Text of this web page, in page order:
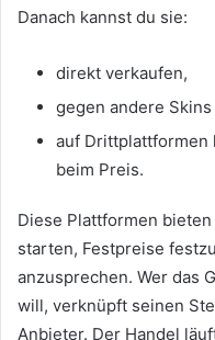
Danach kannst du sie:
direkt verkaufen,
gegen andere
auf Drittplattformen
beim Preis.
Diese Plattformen
starten, Festpreise
anzusprechen. Wer das
will, verknüpft seinen
Anbieter. Der Handel